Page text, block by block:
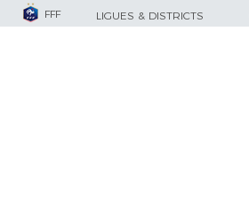
FFF LIGUES & DISTRICTS